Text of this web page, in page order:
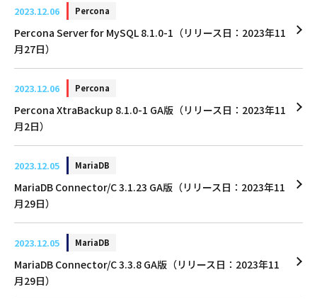
2023.12.06 Percona
Percona Server for MySQL 8.1.0-1（リリース日：2023年11
月27日）
2023.12.06 Percona
Percona XtraBackup 8.1.0-1 GA版（リリース日：2023年11
月2日）
2023.12.05 MariaDB
MariaDB Connector/C 3.1.23 GA版（リリース日：2023年11
月29日）
2023.12.05 MariaDB
MariaDB Connector/C 3.3.8 GA版（リリース日：2023年11
月29日）